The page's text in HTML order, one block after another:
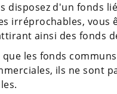
disposez d'un fonds
irréprochables,
ainsi des fonds
les fonds
ils ne sont